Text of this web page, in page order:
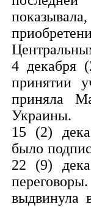
4 декабря
принятии
приняла
Украины.
15 (2)
было
22 (9)
выдвинула